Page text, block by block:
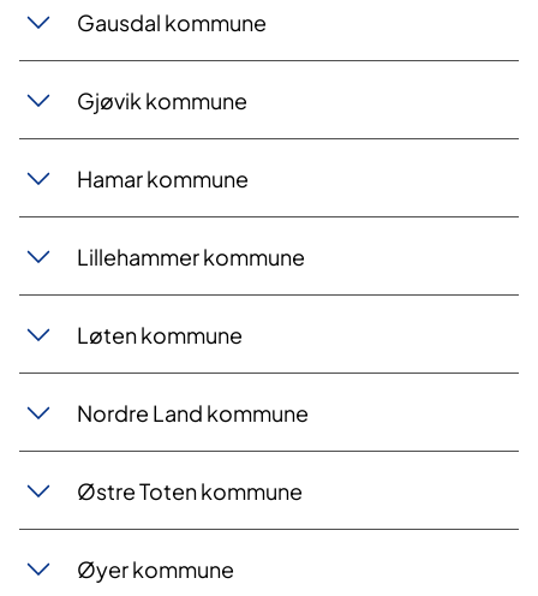
Gausdal kommune
Gjøvik kommune
Hamar kommune
Lillehammer kommune
Løten kommune
Nordre Land kommune
Østre Toten kommune
Øyer kommune